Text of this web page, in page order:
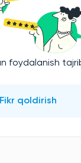
foydalanish
Fikr qoldirish